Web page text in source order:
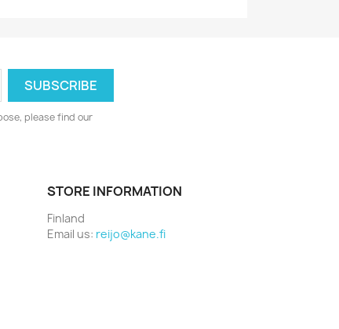
please find our
STORE INFORMATION
Finland
Email us: reijo@kane.fi